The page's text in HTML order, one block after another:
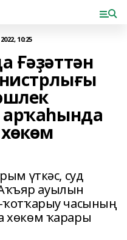
10:25
Ғәҙәттән
үткәс, суд
ауылын
ҡотҡарыу часының
хөкөм ҡарары